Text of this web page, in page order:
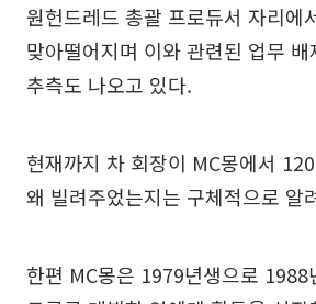
원헌드레드 총괄 프로듀서 자리에
맞아떨어지며 이와 관련된 업무
추측도 나오고 있다.
현재까지 차 회장이 MC몽에서
왜 빌려주었는지는 구체적으로 알
한편 MC몽은 1979년생으로 1988